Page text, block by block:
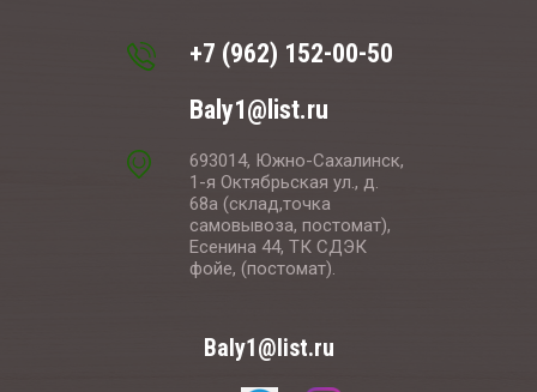
+7 (962) 152-00-50
Baly1@list.ru
693014, Южно-Сахалинск,
1-я Октябрьская ул., д.
68а (склад,точка
самовывоза, постомат),
Есенина 44, ТК СДЭК
фойе, (постомат).
Baly1@list.ru